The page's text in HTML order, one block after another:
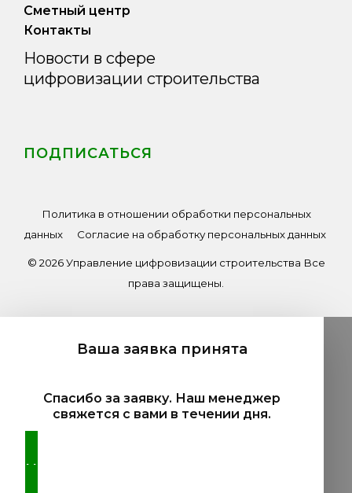
Сметный центр
Контакты
Новости в сфере
цифровизации строительства
ПОДПИСАТЬСЯ
Политика в отношении обработки персональных
данных
Согласие на обработку персональных данных
© 2026 Управление цифровизации строительства Все
права защищены.
Ваша заявка принята
Спасибо за заявку. Наш менеджер
свяжется с вами в течении дня.
НАЗАД